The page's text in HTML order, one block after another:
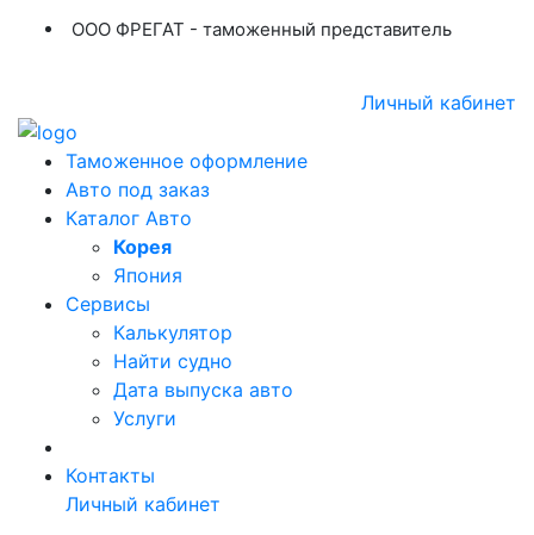
ООО ФРЕГАТ - таможенный представитель
Личный кабинет
Таможенное оформление
Авто под заказ
Каталог Авто
Корея
Япония
Сервисы
Калькулятор
Найти судно
Дата выпуска авто
Услуги
Контакты
Личный кабинет